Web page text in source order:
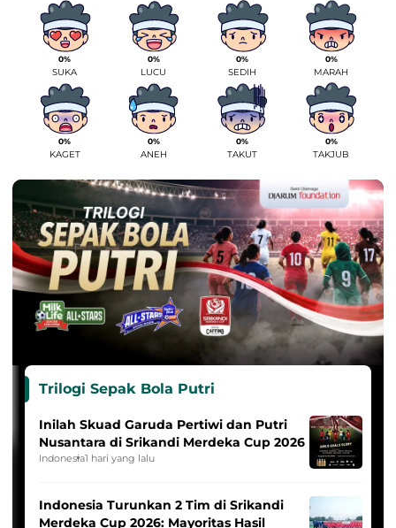
0%
SUKA
0%
LUCU
0%
SEDIH
0%
MARAH
0%
KAGET
0%
ANEH
0%
TAKUT
0%
TAKJUB
Trilogi Sepak Bola Putri
Inilah Skuad Garuda Pertiwi dan Putri
Nusantara di Srikandi Merdeka Cup 2026
Indonesia1 hari yang lalu
Indonesia Turunkan 2 Tim di Srikandi
Merdeka Cup 2026: Mayoritas Hasil